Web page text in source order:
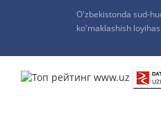
O'zbekistonda sud-
ko'maklashish loyihasi